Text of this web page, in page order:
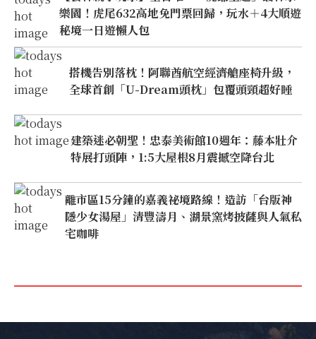
樂園！虎尾632高地免門票回歸，玩水＋4大順遊
秘境一日遊懶人包
搭機告別落枕！阿聯酋航空經濟艙座椅升級，
全球首創「U-Dream頭枕」包覆頭頸超好睡
建築迷必朝聖！忠泰美術館10週年：藤本壯介
特展打頭陣，1:5大屋根8月震撼空降台北
離市區15分鐘的嘉義祕境路線！造訪「台版神
隱少女湯屋」清豐濤月、湖景窯烤披薩與人氣私
宅咖啡